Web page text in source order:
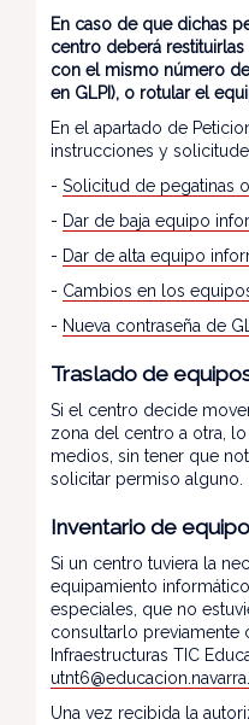
En caso de que dichas
centro deberá
con el mismo número
en GLPI), o rotular el
En el apartado de
instrucciones y
- Solicitud de pegatinas
- Dar de baja equipo
- Dar de alta equipo
- Cambios en los
- Nueva contraseña de
Traslado de
Si el centro decide
zona del centro a otra,
medios, sin tener que
solicitar permiso alguno.
Inventario de
Si un centro tuviera la
equipamiento
especiales, que no
consultarlo previamente
Infraestructuras TIC
Una vez recibida la